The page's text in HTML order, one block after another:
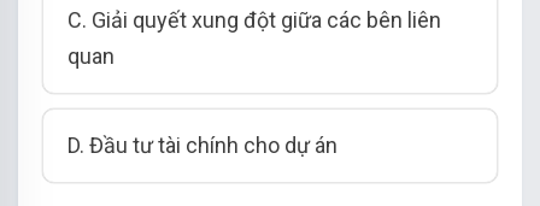
C. Giải quyết xung đột giữa các bên liên
quan
D. Đầu tư tài chính cho dự án